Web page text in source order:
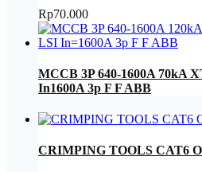
Rp70.000
MCCB 3P 640-1600A 70kA
In1600A 3p F F ABB
CRIMPING TOOLS CAT6